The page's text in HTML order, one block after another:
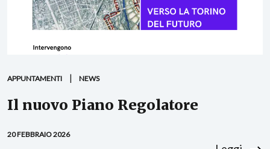
APPUNTAMENTI NEWS
Il nuovo Piano Regolatore
20 FEBBRAIO 2026